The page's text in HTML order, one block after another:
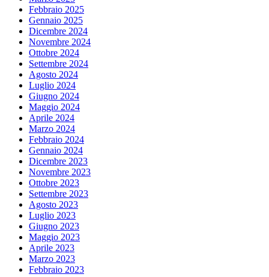
Febbraio 2025
Gennaio 2025
Dicembre 2024
Novembre 2024
Ottobre 2024
Settembre 2024
Agosto 2024
Luglio 2024
Giugno 2024
Maggio 2024
Aprile 2024
Marzo 2024
Febbraio 2024
Gennaio 2024
Dicembre 2023
Novembre 2023
Ottobre 2023
Settembre 2023
Agosto 2023
Luglio 2023
Giugno 2023
Maggio 2023
Aprile 2023
Marzo 2023
Febbraio 2023